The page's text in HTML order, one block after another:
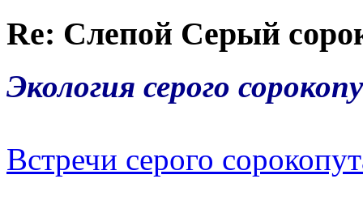
Re: Слепой Серый
Экология серого
Встречи серого